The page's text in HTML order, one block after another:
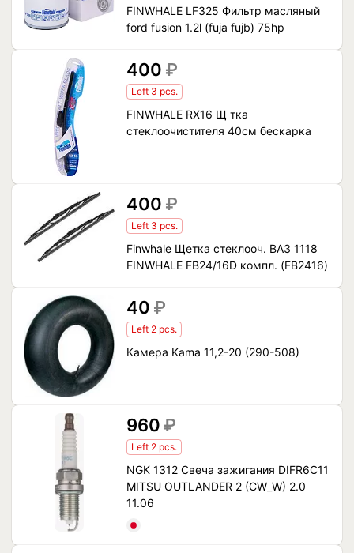
FINWHALE LF325 Фильтр масляный
ford fusion 1.2l (fuja fujb) 75hp
400 ₽
Left 3 pcs.
FINWHALE RX16 Щ тка
стеклоочистителя 40см бескарка
400 ₽
Left 3 pcs.
Finwhale Щетка стеклооч. ВАЗ 1118
FINWHALE FB24/16D компл. (FB2416)
40 ₽
Left 2 pcs.
Камера Kama 11,2-20 (290-508)
960 ₽
Left 2 pcs.
NGK 1312 Свеча зажигания DIFR6C11
MITSU OUTLANDER 2 (CW_W) 2.0
11.06